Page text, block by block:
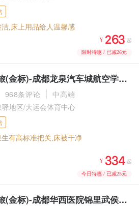
,床上用品给人温馨感
¥  起
限时特惠 / 已减26元
如家商旅(金标)-成都龙泉汽车城航空学院店
968条评论
中高端
驿地区/大运会体育中心
有高标准把关,床被干净
¥  起
今日特惠 / 已减25元
如家商旅(金标)-成都华西医院锦里武侯祠地铁站店